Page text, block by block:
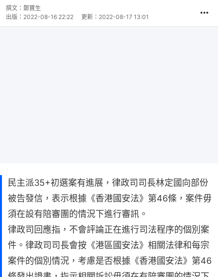
撰文： 鄭寶生
出版： 2022-08-16 22:22 更新： 2022-08-17 13:01
民主派35+初選案有進展，律政司司長林定國向部份
被告發信，表示根據《香港國安法》第46條，案件毋
須在設有陪審團的情況下進行審訊。
律政司回應指，不會評論正在進行司法程序的個別案
件。律政司司長會按《港區國安法》相關法律和每宗
案件的個別情況，考慮是否根據《香港國安法》第46